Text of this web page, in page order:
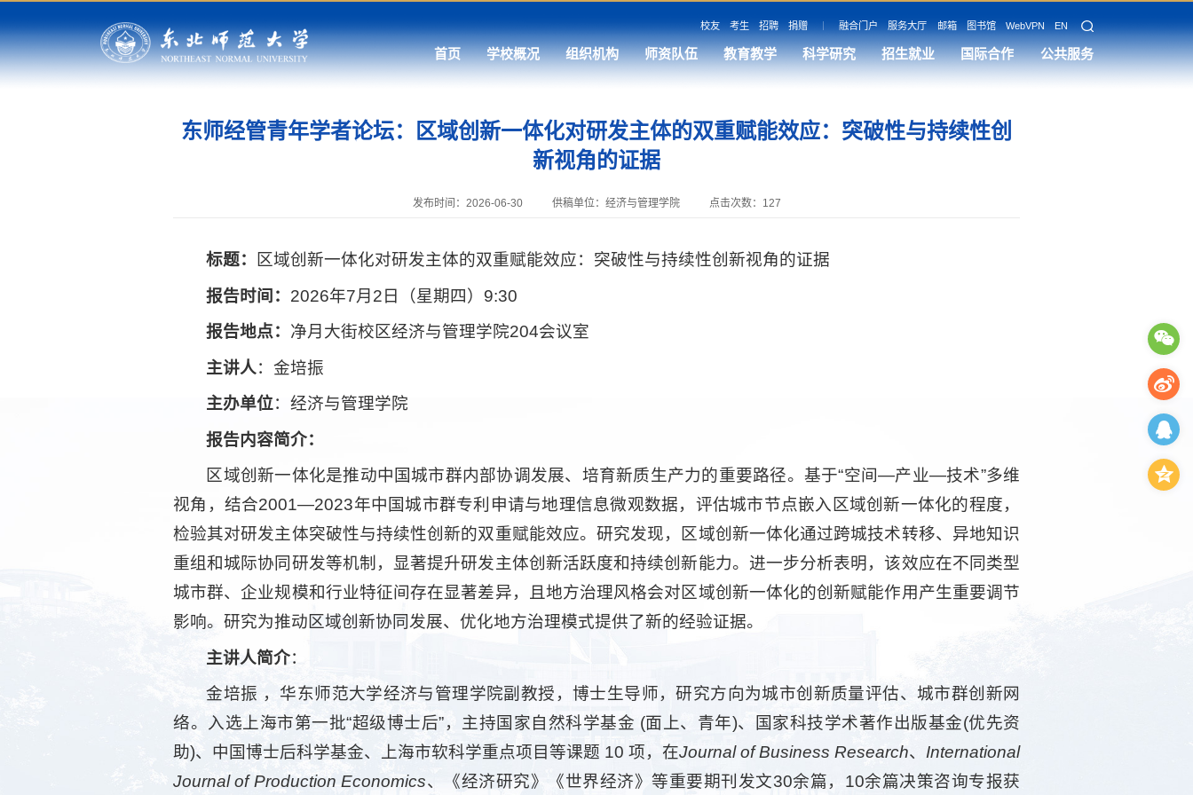
校友 考生 招聘 捐赠 融合门户 服务大厅 邮箱 图书馆 WebVPN EN
首页 学校概况 组织机构 师资队伍 教育教学 科学研究 招生就业 国际合作 公共服务
东师经管青年学者论坛：区域创新一体化对研发主体的双重赋能效应：突破性与持续性创
新视角的证据
发布时间：2026-06-30 供稿单位：经济与管理学院 点击次数： 127
标题：
区域创新一体化对研发主体的双重赋能效应：突破性与持续性创新视角的证据
报告时间： 2026年7月2日（星期四）9:30
报告地点： 净月大街校区经济与管理学院204会议室
主讲人：金培振
主办单位：经济与管理学院
报告内容简介：
区域创新一体化是推动中国城市群内部协调发展、培育新质生产力的重要路径。基于“空间—产业—技术”多维
视角，结合2001—2023年中国城市群专利申请与地理信息微观数据，评估城市节点嵌入区域创新一体化的程度，
检验其对研发主体突破性与持续性创新的双重赋能效应。研究发现，区域创新一体化通过跨城技术转移、异地知识
重组和城际协同研发等机制，显著提升研发主体创新活跃度和持续创新能力。进一步分析表明，该效应在不同类型
城市群、企业规模和行业特征间存在显著差异，且地方治理风格会对区域创新一体化的创新赋能作用产生重要调节
影响。研究为推动区域创新协同发展、优化地方治理模式提供了新的经验证据。
主讲人简介：
金培振 ，华东师范大学经济与管理学院副教授，博士生导师，研究方向为城市创新质量评估、城市群创新网
络。入选上海市第一批“超级博士后”，主持国家自然科学基金 (面上、青年)、国家科技学术著作出版基金(优先资
助)、中国博士后科学基金、上海市软科学重点项目等课题 10 项，在Journal of Business Research、 International
Journal of Production Economics、《经济研究》《世界经济》等重要期刊发文30余篇，10余篇决策咨询专报获